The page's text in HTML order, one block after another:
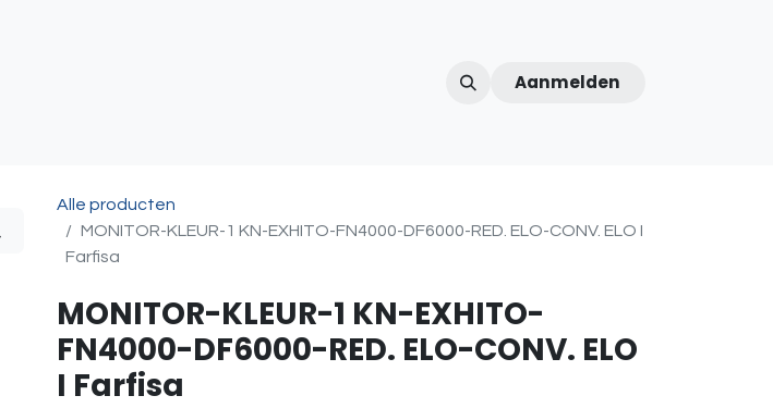
Over ons Afspraak
Aanmelden
Alle producten
MONITOR-KLEUR-1 KN-EXHITO-FN4000-DF6000-RED. ELO-CONV. ELO I
Farfisa
MONITOR-KLEUR-1 KN-EXHITO-
FN4000-DF6000-RED. ELO-CONV. ELO
I Farfisa